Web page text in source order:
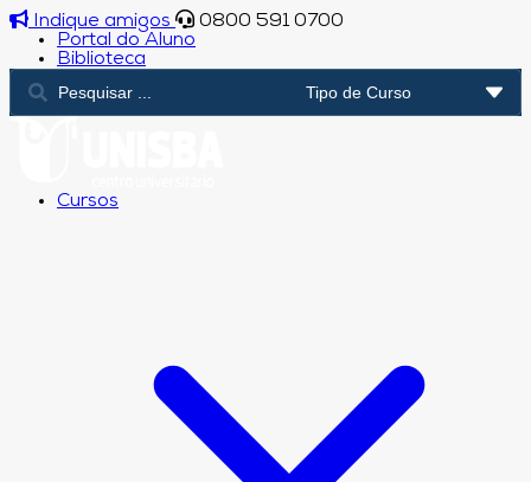
Indique amigos
0800 591 0700
Portal do Aluno
Biblioteca
Cursos